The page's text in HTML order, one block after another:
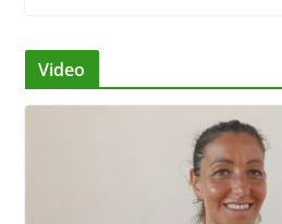
Video